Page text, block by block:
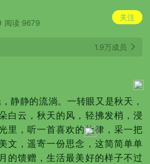
阅读 9679
关注
1.9万成员
静的流淌。一转眼又是秋天，
白云，秋天的风，轻拂发梢，浸
里，听一首喜欢的旋律，采一把
文，遥寄一份思念，这简简单单
的馈赠，生活最美好的样子不过